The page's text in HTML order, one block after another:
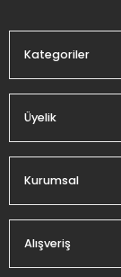
Kategoriler
Üyelik
Kurumsal
Alışveriş